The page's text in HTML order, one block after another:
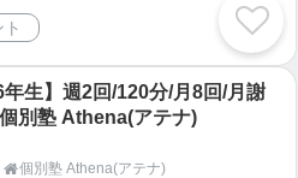
年生】週2回/120分/月8回/月謝
別塾 Athena(アテナ)
個別塾 Athena(アテナ)